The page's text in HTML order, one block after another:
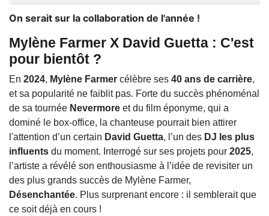
On serait sur la collaboration de l'année !
Mylène Farmer X David Guetta : C'est
pour bientôt ?
En 2024, Mylène Farmer célèbre ses 40 ans de carrière,
et sa popularité ne faiblit pas. Forte du succès phénoménal
de sa tournée Nevermore et du film éponyme, qui a
dominé le box-office, la chanteuse pourrait bien attirer
l'attention d’un certain David Guetta, l’un des DJ les plus
influents du moment. Interrogé sur ses projets pour 2025,
l’artiste a révélé son enthousiasme à l’idée de revisiter un
des plus grands succès de Mylène Farmer,
Désenchantée. Plus surprenant encore : il semblerait que
ce soit déjà en cours !